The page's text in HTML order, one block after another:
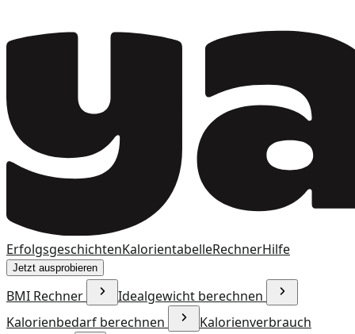
ErfolgsgeschichtenKalorientabelleRechnerHilfe
Jetzt ausprobieren
BMI Rechner
Idealgewicht berechnen
Kalorienbedarf berechnen
Kalorienverbrauch